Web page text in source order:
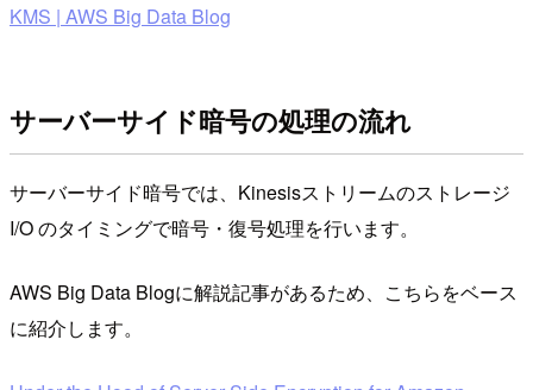
KMS | AWS Big Data Blog
サーバーサイド暗号の処理の流れ
サーバーサイド暗号では、Kinesisストリームのストレージ
I/O のタイミングで暗号・復号処理を行います。
AWS Big Data Blogに解説記事があるため、こちらをベース
に紹介します。